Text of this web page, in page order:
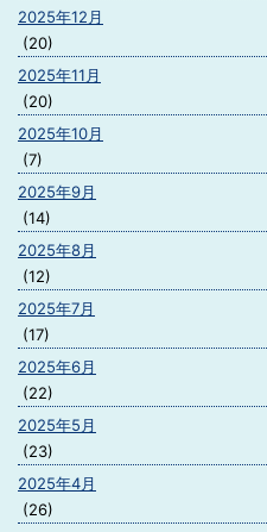
2025年12月
(20)
2025年11月
(20)
2025年10月
(7)
2025年9月
(14)
2025年8月
(12)
2025年7月
(17)
2025年6月
(22)
2025年5月
(23)
2025年4月
(26)